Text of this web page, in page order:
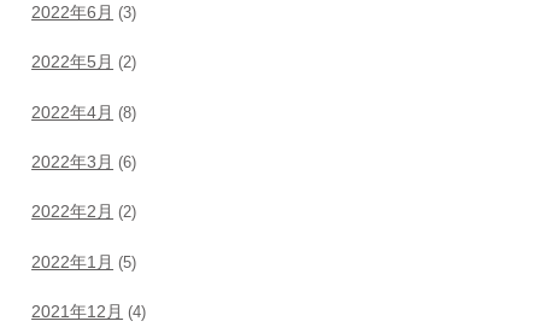
2022年6月 (3)
2022年5月 (2)
2022年4月 (8)
2022年3月 (6)
2022年2月 (2)
2022年1月 (5)
2021年12月 (4)